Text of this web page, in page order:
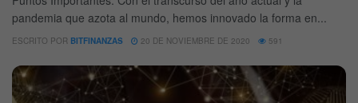
pandemia que azota al mundo, hemos innovado la forma en...
ESCRITO POR BITFINANZAS 20 DE NOVIEMBRE DE 2020 591